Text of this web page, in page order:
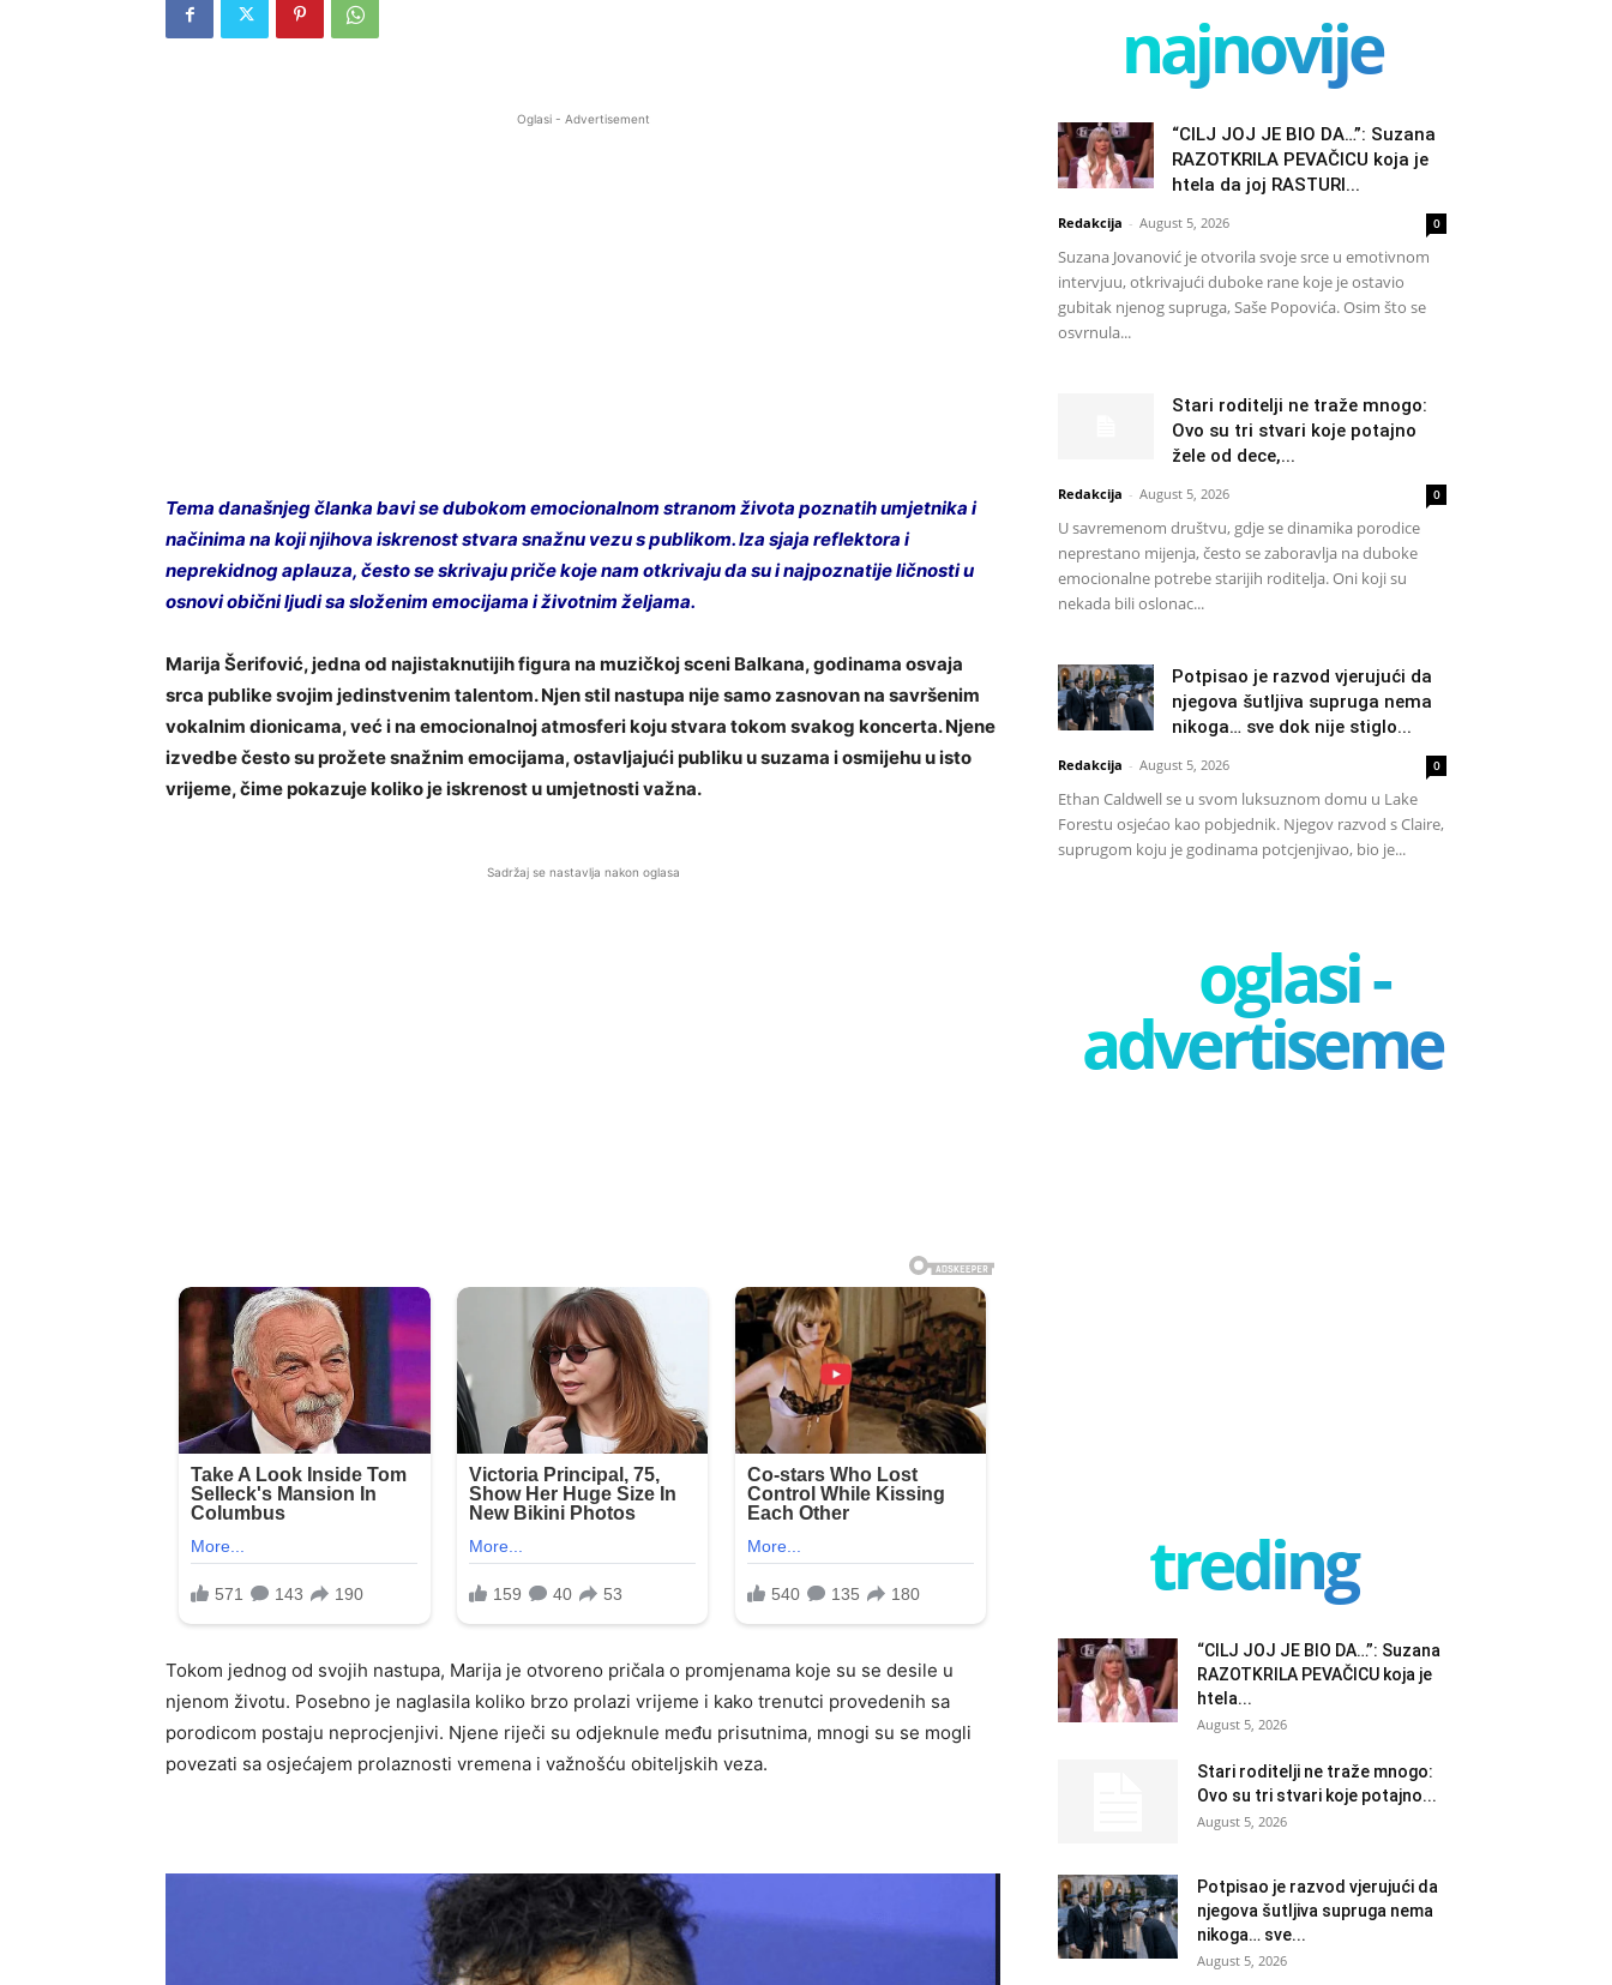
Oglasi - Advertisement
Tema današnjeg članka bavi se dubokom emocionalnom stranom života poznatih umjetnika i
načinima na koji njihova iskrenost stvara snažnu vezu s publikom. Iza sjaja reflektora i
neprekidnog aplauza, često se skrivaju priče koje nam otkrivaju da su i najpoznatije ličnosti u
osnovi obični ljudi sa složenim emocijama i životnim željama.
Marija Šerifović, jedna od najistaknutijih figura na muzičkoj sceni Balkana, godinama osvaja
srca publike svojim jedinstvenim talentom. Njen stil nastupa nije samo zasnovan na savršenim
vokalnim dionicama, već i na emocionalnoj atmosferi koju stvara tokom svakog koncerta. Njene
izvedbe često su prožete snažnim emocijama, ostavljajući publiku u suzama i osmijehu u isto
vrijeme, čime pokazuje koliko je iskrenost u umjetnosti važna.
Sadržaj se nastavlja nakon oglasa
Tokom jednog od svojih nastupa, Marija je otvoreno pričala o promjenama koje su se desile u
njenom životu. Posebno je naglasila koliko brzo prolazi vrijeme i kako trenutci provedenih sa
porodicom postaju neprocjenjivi. Njene riječi su odjeknule među prisutnima, mnogi su se mogli
povezati sa osjećajem prolaznosti vremena i važnošću obiteljskih veza.
najnovije
“CILJ JOJ JE BIO DA…”: Suzana
RAZOTKRILA PEVAČICU koja je
htela da joj RASTURI...
Redakcija - August 5, 2026 0
Suzana Jovanović je otvorila svoje srce u emotivnom
intervjuu, otkrivajući duboke rane koje je ostavio
gubitak njenog supruga, Saše Popovića. Osim što se
osvrnula...
Stari roditelji ne traže mnogo:
Ovo su tri stvari koje potajno
žele od dece,...
Redakcija - August 5, 2026 0
U savremenom društvu, gdje se dinamika porodice
neprestano mijenja, često se zaboravlja na duboke
emocionalne potrebe starijih roditelja. Oni koji su
nekada bili oslonac...
Potpisao je razvod vjerujući da
njegova šutljiva supruga nema
nikoga… sve dok nije stiglo...
Redakcija - August 5, 2026 0
Ethan Caldwell se u svom luksuznom domu u Lake
Forestu osjećao kao pobjednik. Njegov razvod s Claire,
suprugom koju je godinama potcjenjivao, bio je...
oglasi -
advertisement
treding
“CILJ JOJ JE BIO DA…”: Suzana
RAZOTKRILA PEVAČICU koja je
htela...
August 5, 2026
Stari roditelji ne traže mnogo:
Ovo su tri stvari koje potajno...
August 5, 2026
Potpisao je razvod vjerujući da
njegova šutljiva supruga nema
nikoga… sve...
August 5, 2026